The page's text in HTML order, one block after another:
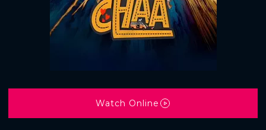
Watch Online